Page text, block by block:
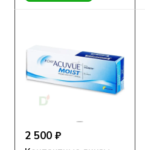
2 500 ₽